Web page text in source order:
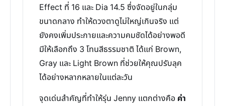
Effect ที่ 16 และ Dia 14.5 ซึ่งจัดอยู่ในกลุ่ม
ขนาดกลาง ทำให้ดวงตาดูไม่ใหญ่เกินจริง แต่
ยังคงเพิ่มประกายและความคมชัดได้อย่างพอดี
มีให้เลือกถึง 3 โทนสีธรรมชาติ ได้แก่ Brown,
Gray และ Light Brown ที่ช่วยให้คุณปรับลุค
ได้อย่างหลากหลายในแต่ละวัน
จุดเด่นสำคัญที่ทำให้รุ่น Jenny แตกต่างคือ ค่า